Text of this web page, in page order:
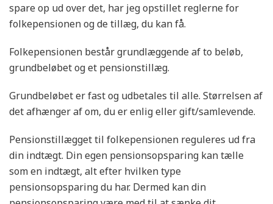
spare op ud over det, har jeg opstillet reglerne for
folkepensionen og de tillæg, du kan få.
Folkepensionen består grundlæggende af to beløb,
grundbeløbet og et pensionstillæg.
Grundbeløbet er fast og udbetales til alle. Størrelsen af
det afhænger af om, du er enlig eller gift/samlevende.
Pensionstillægget til folkepensionen reguleres ud fra
din indtægt. Din egen pensionsopsparing kan tælle
som en indtægt, alt efter hvilken type
pensionsopsparing du har. Dermed kan din